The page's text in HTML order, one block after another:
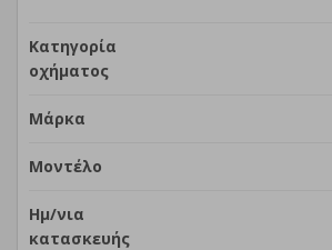
Κατηγορία
οχήματος
Μάρκα
Μοντέλο
Ημ/νια
κατασκευής